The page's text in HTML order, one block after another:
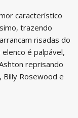
característico
trazendo
risadas do
é palpável,
reprisando
Billy Rosewood e